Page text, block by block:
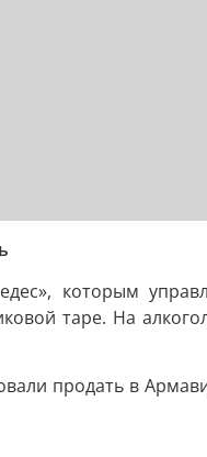
которым
таре. На
продать в